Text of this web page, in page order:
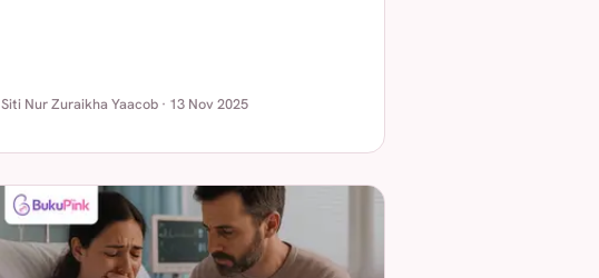
Siti Nur Zuraikha Yaacob · 13 Nov 2025